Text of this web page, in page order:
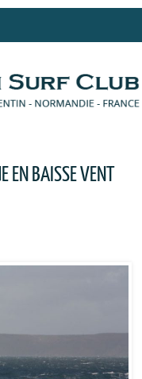
EN BAISSE VENT